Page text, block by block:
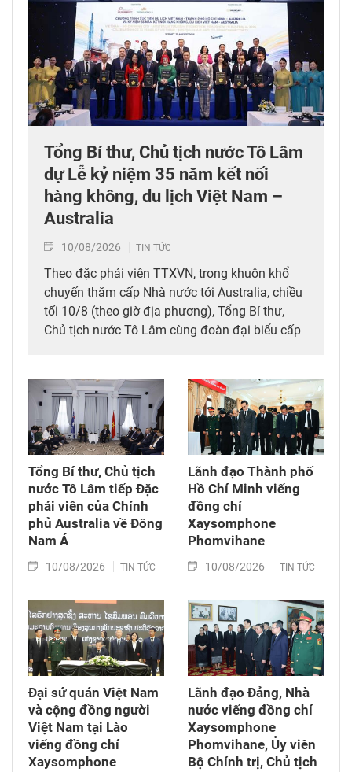
Tổng Bí thư, Chủ tịch nước Tô Lâm
dự Lễ kỷ niệm 35 năm kết nối
hàng không, du lịch Việt Nam –
Australia
10/08/2026 TIN TỨC
Theo đặc phái viên TTXVN, trong khuôn khổ
chuyến thăm cấp Nhà nước tới Australia, chiều
tối 10/8 (theo giờ địa phương), Tổng Bí thư,
Chủ tịch nước Tô Lâm cùng đoàn đại biểu cấp
Tổng Công ty hàng không Việt Nam (Vietnam
Airlines).
Tổng Bí thư, Chủ tịch
nước Tô Lâm tiếp Đặc
phái viên của Chính
phủ Australia về Đông
Nam Á
10/08/2026 TIN TỨC
Lãnh đạo Thành phố
Hồ Chí Minh viếng
đồng chí
Xaysomphone
Phomvihane
10/08/2026 TIN TỨC
Đại sứ quán Việt Nam
và cộng đồng người
Việt Nam tại Lào
viếng đồng chí
Xaysomphone
Lãnh đạo Đảng, Nhà
nước viếng đồng chí
Xaysomphone
Phomvihane, Ủy viên
Bộ Chính trị, Chủ tịch